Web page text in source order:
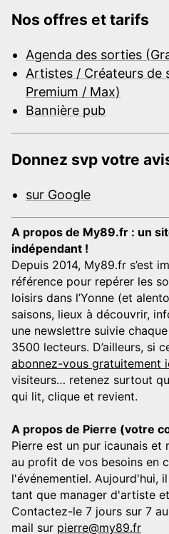
Nos offres et tarifs
Agenda des sorties
Artistes / Créateurs de
Premium / Max)
Bannière pub
Donnez svp votre
sur Google
A propos de My89.fr : un
indépendant !
Depuis 2014, My89.fr s’est
référence pour repérer les
loisirs dans l’Yonne (et
saisons, lieux à découvrir,
une newslettre suivie
3500 lecteurs. D’ailleurs, si
abonnez-vous gratuitement
visiteurs… retenez surtout
qui lit, clique et revient.
A propos de Pierre (votre
Pierre est un pur icaunais et
au profit de vos besoins en
l'événementiel. Aujourd'hui,
tant que manager d'artiste
Contactez-le 7 jours sur 7
mail sur pierre@my89.fr